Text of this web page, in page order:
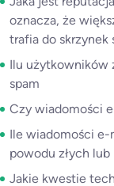
oznacza, że
trafia do skrzynek
Ilu użytkowników
spam
Czy wiadomości
Ile wiadomości e-
powodu złych
Jakie kwestie